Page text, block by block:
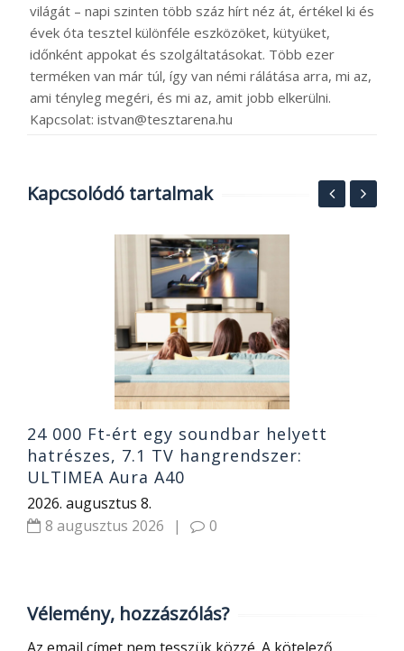
világát – napi szinten több száz hírt néz át, értékel ki és
évek óta tesztel különféle eszközöket, kütyüket,
időnként appokat és szolgáltatásokat. Több ezer
terméken van már túl, így van némi rálátása arra, mi az,
ami tényleg megéri, és mi az, amit jobb elkerülni.
Kapcsolat: istvan@tesztarena.hu
Kapcsolódó tartalmak
24 000 Ft-ért egy soundbar helyett
hatrészes, 7.1 TV hangrendszer:
ULTIMEA Aura A40
2026. augusztus 8.
8 augusztus 2026
| 0
Vélemény, hozzászólás?